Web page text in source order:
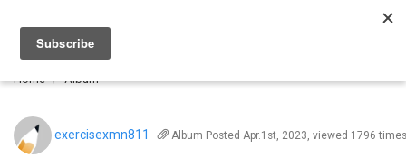
Home Album
exercisexmn811 Album Posted Apr.1st, 2023, viewed 1796 times